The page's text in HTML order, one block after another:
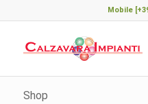
Mobile
Shop